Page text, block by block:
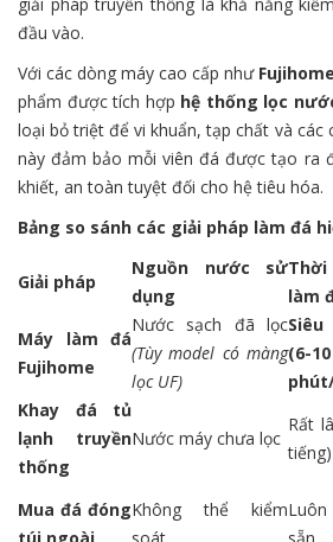
đầu vào.
Với các dòng máy cao cấp như
phẩm được tích hợp hệ thống lọc
loại bỏ triệt để vi khuẩn, tạp chất và các
này đảm bảo mỗi viên đá được tạo ra
khiết, an toàn tuyệt đối cho hệ tiêu hóa.
Bảng so sánh các giải pháp làm đá
Giải pháp
Nguồn nước sử
dụng
làm
Máy làm đá
Fujihome
Nước sạch đã lọc
(Tùy model có màng
lọc UF)
(6-10
Khay đá tủ
lạnh truyền
thống
Nước máy chưa lọc
Rất
tiếng)
Mua đá đóngKhông thể kiểm